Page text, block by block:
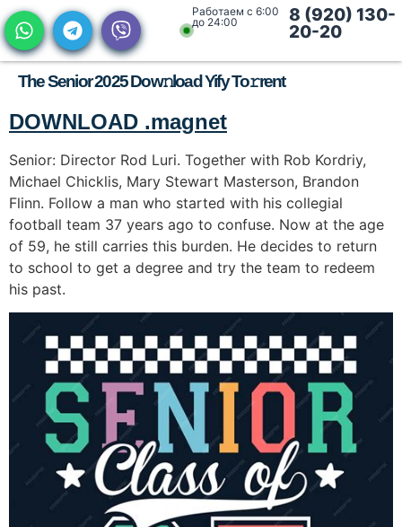
Работаем с 6:00
до 24:00
8 (920) 130-
20-20
The Senior 2025 Dow𝚗load Yify To𝚛rent
DOWNLOAD .magnet
Senior: Director Rod Luri. Together with Rob Kordriy,
Michael Chicklis, Mary Stewart Masterson, Brandon
Flinn. Follow a man who started with his collegial
football team 37 years ago to confuse. Now at the age
of 59, he still carries this burden. He decides to return
to school to get a degree and try the team to redeem
his past.